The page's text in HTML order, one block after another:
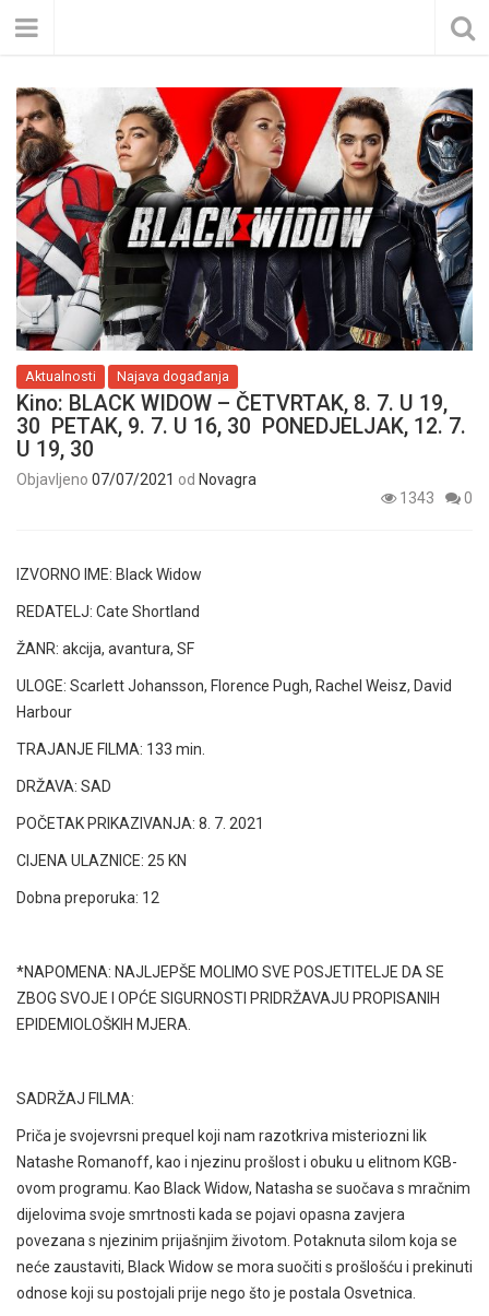
Aktualnosti Najava događanja
Kino: BLACK WIDOW – ČETVRTAK, 8. 7. U 19,
30 PETAK, 9. 7. U 16, 30 PONEDJELJAK, 12. 7.
U 19, 30
Objavljeno 07/07/2021 od Novagra
1343
0
IZVORNO IME: Black Widow
REDATELJ: Cate Shortland
ŽANR: akcija, avantura, SF
ULOGE: Scarlett Johansson, Florence Pugh, Rachel Weisz, David
Harbour
TRAJANJE FILMA: 133 min.
DRŽAVA: SAD
POČETAK PRIKAZIVANJA: 8. 7. 2021
CIJENA ULAZNICE: 25 KN
Dobna preporuka: 12
*NAPOMENA: NAJLJEPŠE MOLIMO SVE POSJETITELJE DA SE
ZBOG SVOJE I OPĆE SIGURNOSTI PRIDRŽAVAJU PROPISANIH
EPIDEMIOLOŠKIH MJERA.
SADRŽAJ FILMA:
Priča je svojevrsni prequel koji nam razotkriva misteriozni lik
Natashe Romanoff, kao i njezinu prošlost i obuku u elitnom KGB-
ovom programu. Kao Black Widow, Natasha se suočava s mračnim
dijelovima svoje smrtnosti kada se pojavi opasna zavjera
povezana s njezinim prijašnjim životom. Potaknuta silom koja se
neće zaustaviti, Black Widow se mora suočiti s prošlošću i prekinuti
odnose koji su postojali prije nego što je postala Osvetnica.